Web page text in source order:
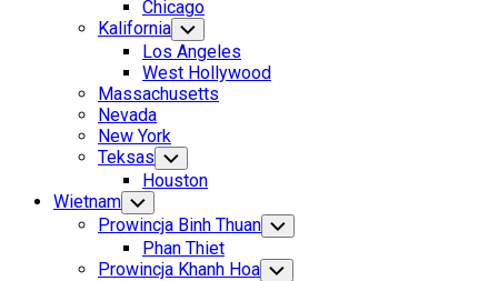
Menu
Chicago
Kalifornia Toggle
Child
Menu
Los Angeles
West Hollywood
Massachusetts
Nevada
New York
Teksas Toggle
Child
Menu
Houston
Wietnam Toggle
Child
Menu
Prowincja Binh Thuan Toggle
Child
Menu
Phan Thiet
Prowincja Khanh Hoa Toggle